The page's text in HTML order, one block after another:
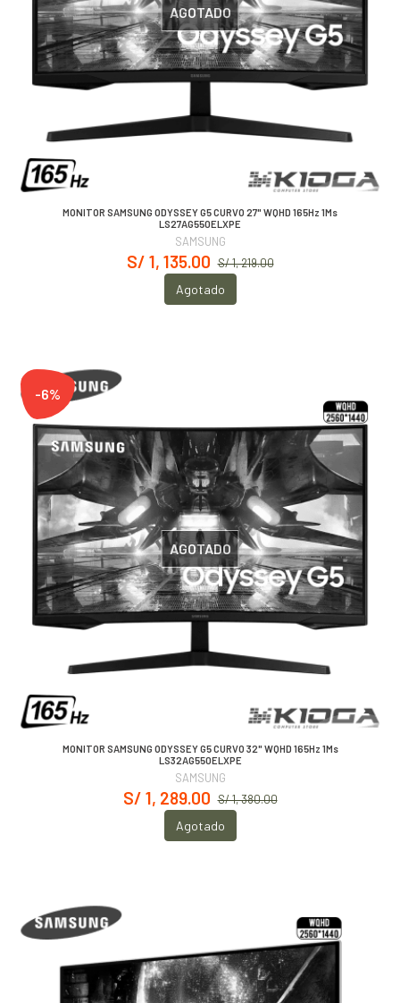
AGOTADO
MONITOR SAMSUNG ODYSSEY G5 CURVO 27" WQHD 165Hz 1Ms
LS27AG550ELXPE
SAMSUNG
S/ 1, 219.00
S/ 1, 135.00
Agotado
-6%
AGOTADO
MONITOR SAMSUNG ODYSSEY G5 CURVO 32" WQHD 165Hz 1Ms
LS32AG550ELXPE
SAMSUNG
S/ 1, 380.00
S/ 1, 289.00
Agotado